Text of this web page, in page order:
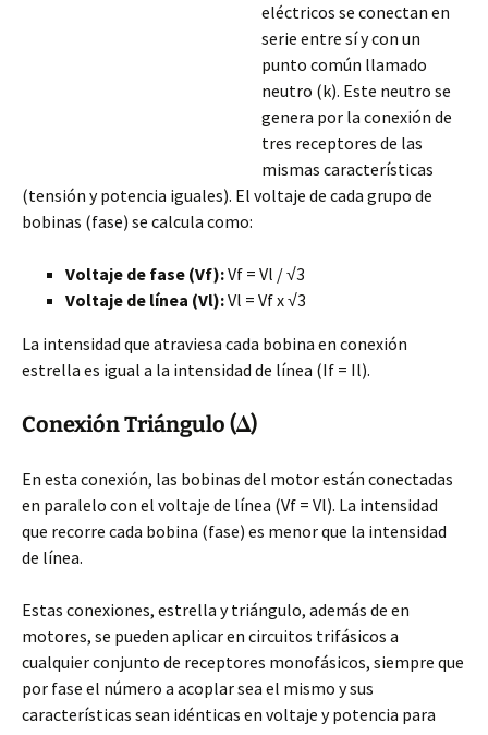
eléctricos se conectan en
serie entre sí y con un
punto común llamado
neutro (k). Este neutro se
genera por la conexión de
tres receptores de las
mismas características
(tensión y potencia iguales). El voltaje de cada grupo de
bobinas (fase) se calcula como:
Voltaje de fase (Vf):Vf = Vl / √3
Voltaje de línea (Vl):Vl = Vf x √3
La intensidad que atraviesa cada bobina en conexión
estrella es igual a la intensidad de línea (If = Il).
Conexión Triángulo (Δ)
En esta conexión, las bobinas del motor están conectadas
en paralelo con el voltaje de línea (Vf = Vl). La intensidad
que recorre cada bobina (fase) es menor que la intensidad
de línea.
Estas conexiones, estrella y triángulo, además de en
motores, se pueden aplicar en circuitos trifásicos a
cualquier conjunto de receptores monofásicos, siempre que
por fase el número a acoplar sea el mismo y sus
características sean idénticas en voltaje y potencia para